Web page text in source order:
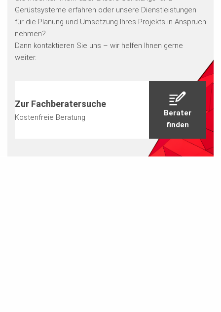
Gerüstsysteme erfahren oder unsere Dienstleistungen
für die Planung und Umsetzung Ihres Projekts in Anspruch
nehmen?
Dann kontaktieren Sie uns – wir helfen Ihnen gerne
weiter.
Zur Fachberatersuche
Kostenfreie Beratung
Berater
finden